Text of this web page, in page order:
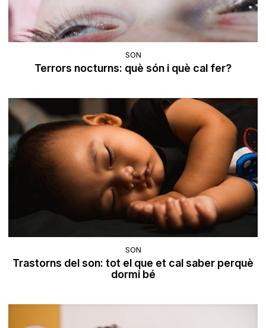
SON
Terrors nocturns: què són i què cal fer?
SON
Trastorns del son: tot el que et cal saber perquè
dormi bé